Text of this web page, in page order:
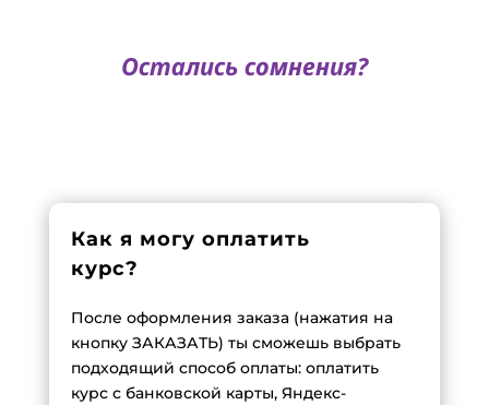
Остались сомнения?
Как я могу оплатить
курс?
После оформления заказа (нажатия на
кнопку ЗАКАЗАТЬ) ты сможешь выбрать
подходящий способ оплаты: оплатить
курс с банковской карты, Яндекс-